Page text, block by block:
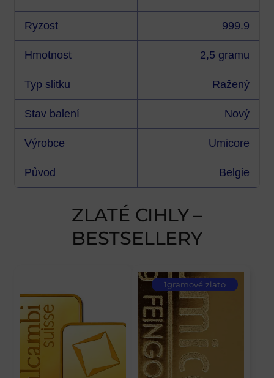
Ryzost 999.9
Hmotnost 2,5 gramu
Typ slitku Ražený
Stav balení Nový
Výrobce Umicore
Původ Belgie
ZLATÉ CIHLY –
BESTSELLERY
1gramové zlato